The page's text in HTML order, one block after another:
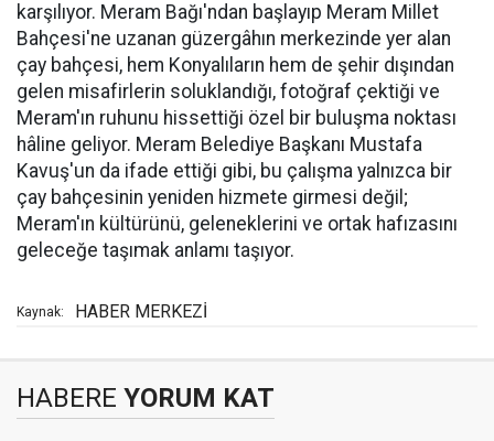
karşılıyor. Meram Bağı'ndan başlayıp Meram Millet
Bahçesi'ne uzanan güzergâhın merkezinde yer alan
çay bahçesi, hem Konyalıların hem de şehir dışından
gelen misafirlerin soluklandığı, fotoğraf çektiği ve
Meram'ın ruhunu hissettiği özel bir buluşma noktası
hâline geliyor. Meram Belediye Başkanı Mustafa
Kavuş'un da ifade ettiği gibi, bu çalışma yalnızca bir
çay bahçesinin yeniden hizmete girmesi değil;
Meram'ın kültürünü, geleneklerini ve ortak hafızasını
geleceğe taşımak anlamı taşıyor.
Kaynak: HABER MERKEZİ
HABERE YORUM KAT